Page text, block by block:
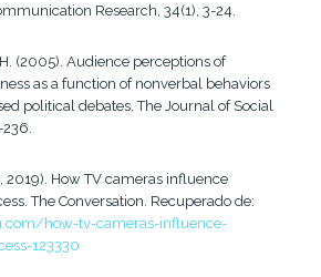
Research, 34(1), 3-24.
H. (2005). Audience perceptions of
as a function of nonverbal behaviors
political debates. The Journal of Social
2019). How TV cameras influence
The Conversation. Recuperado de:
how-tv-cameras-influence-
123330